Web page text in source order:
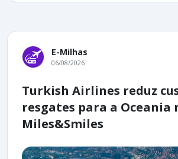
E-Milhas
06/08/2026
Turkish Airlines reduz
resgates para a Oceania
Miles&Smiles